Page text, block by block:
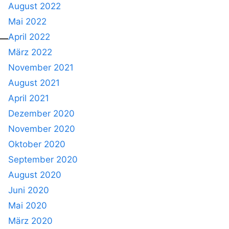
August 2022
Mai 2022
April 2022
März 2022
November 2021
August 2021
April 2021
Dezember 2020
November 2020
Oktober 2020
September 2020
August 2020
Juni 2020
Mai 2020
März 2020